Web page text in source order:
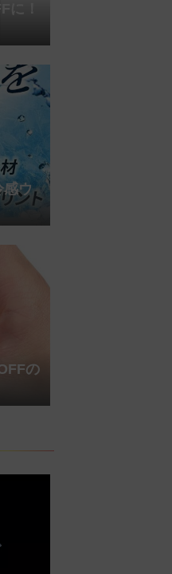
に！
感ウ
の